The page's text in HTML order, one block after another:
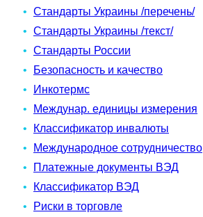
Стандарты Украины /перечень/
Стандарты Украины /текст/
Стандарты России
Безопасность и качество
Инкотермс
Междунар. единицы измерения
Классификатор инвалюты
Международное сотрудничество
Платежные документы ВЭД
Классификатор ВЭД
Риски в торговле